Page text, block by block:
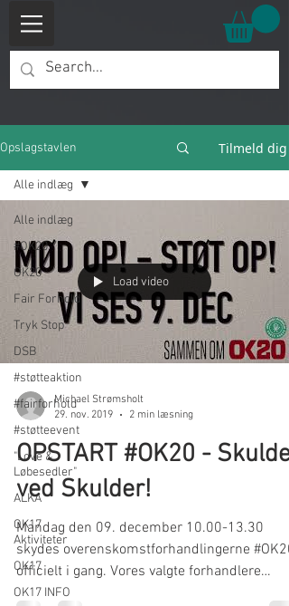
Opslagstavlen Tilmeld dig
Alle indlæg
#OK20
OK20
Fair Forhold
Tryk Stop
DSB
#støtteaktion
#fairforhold
#støtteevent
"Love &
Løbesedler"
ALKA
OK17
Aktiviteter
OK17
OK17 INFO
Alle indlæg
Load video
Michael Strømsholt
29. nov. 2019
2 min læsning
OPSTART #OK20 - Skulder
ved Skulder!
Mandag den 09. december 10.00-13.30
skydes overenskomstforhandlingerne #OK20
officielt i gang. Vores valgte forhandlere
mødes med...